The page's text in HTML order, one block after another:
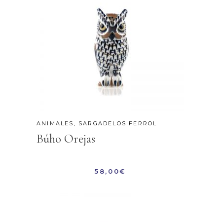
ANIMALES , SARGADELOS FERROL
Búho Orejas
58,00€